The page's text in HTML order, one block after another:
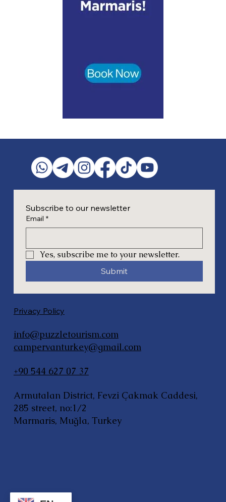
Subscribe to our newsletter
Email *
Yes, subscribe me to your newsletter.
Submit
Privacy Policy
info@puzzletourism.com
campervanturkey@gmail.com
+90 544 627 07 37
Armutalan District, Fevzi Çakmak Caddesi,
285 street, no:1/2
Marmaris, Muğla, Turkey